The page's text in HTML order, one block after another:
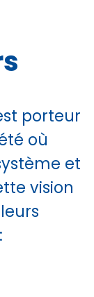
porteur
où
et
vision